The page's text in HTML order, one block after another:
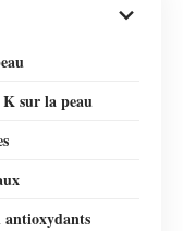
K sur la peau
antioxydants